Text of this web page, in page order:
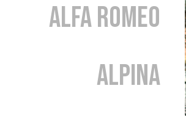
Alfa Romeo
Alpina